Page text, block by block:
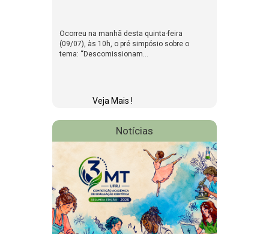
Ocorreu na manhã desta quinta-feira
(09/07), às 10h, o pré simpósio sobre o
tema: “Descomissionam...
Veja Mais !
Notícias